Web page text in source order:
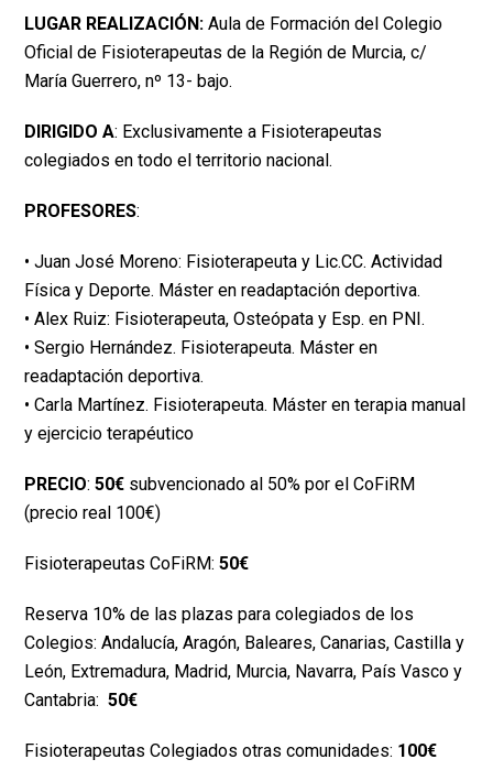
LUGAR REALIZACIÓN: Aula de Formación del Colegio
Oficial de Fisioterapeutas de la Región de Murcia, c/
María Guerrero, nº 13- bajo.
DIRIGIDO A: Exclusivamente a Fisioterapeutas
colegiados en todo el territorio nacional.
PROFESORES:
• Juan José Moreno: Fisioterapeuta y Lic.CC. Actividad
Física y Deporte. Máster en readaptación deportiva.
• Alex Ruiz: Fisioterapeuta, Osteópata y Esp. en PNI.
• Sergio Hernández. Fisioterapeuta. Máster en
readaptación deportiva.
• Carla Martínez. Fisioterapeuta. Máster en terapia manual
y ejercicio terapéutico
PRECIO:50€ subvencionado al 50% por el CoFiRM
(precio real 100€)
Fisioterapeutas CoFiRM:50€
Reserva 10% de las plazas para colegiados de los
Colegios: Andalucía, Aragón, Baleares, Canarias, Castilla y
León, Extremadura, Madrid, Murcia, Navarra, País Vasco y
Cantabria:50€
Fisioterapeutas Colegiados otras comunidades: 100€